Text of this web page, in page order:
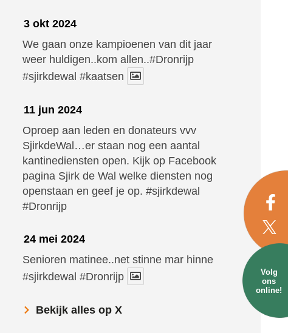
3 okt 2024
We gaan onze kampioenen van dit jaar
weer huldigen..kom allen..#Dronrijp
#sjirkdewal #kaatsen
11 jun 2024
Oproep aan leden en donateurs vvv
SjirkdeWal…er staan nog een aantal
kantinediensten open. Kijk op Facebook
pagina Sjirk de Wal welke diensten nog
openstaan en geef je op. #sjirkdewal
#Dronrijp
24 mei 2024
Senioren matinee..net stinne mar hinne
#sjirkdewal #Dronrijp
Bekijk alles op X
Volg
ons
online!